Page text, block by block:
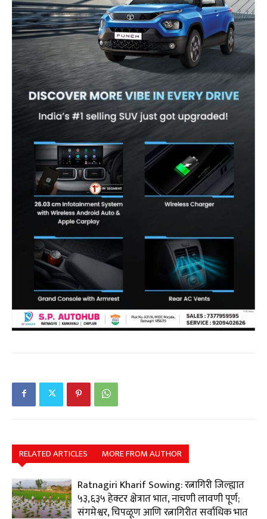
RELATED ARTICLES MORE FROM AUTHOR
Ratnagiri Kharif Sowing: रत्नागिरी जिल्ह्यात
५३,६३५ हेक्टर क्षेत्रात भात, नाचणी लावणी पूर्ण;
संगमेश्वर, चिपळूण आणि रत्नागिरीत सर्वाधिक भात